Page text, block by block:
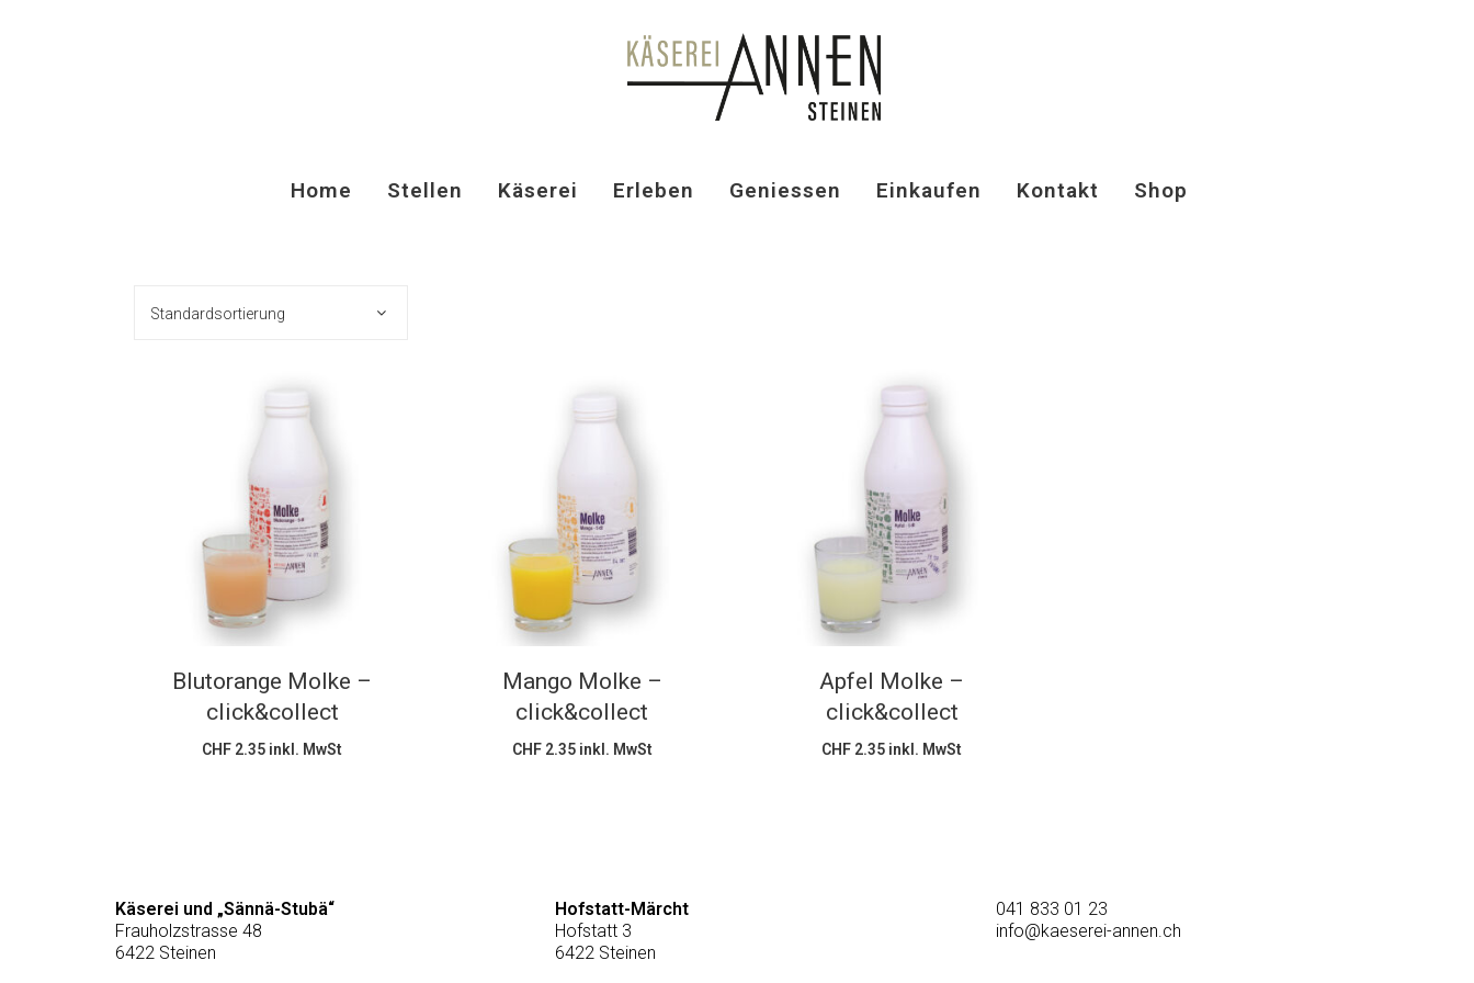
Home Stellen Käserei Erleben Geniessen Einkaufen Kontakt Shop
Standardsortierung
In den Warenkorb
Blutorange Molke –
click&collect
CHF 2.35 inkl. MwSt
In den Warenkorb
Mango Molke –
click&collect
CHF2.35 inkl. MwSt
In den Warenkorb
Apfel Molke –
click&collect
CHF 2.35 inkl. MwSt
Käserei und „Sännä-Stubä“
Frauholzstrasse 48
6422 Steinen
Hofstatt-Märcht
Hofstatt 3
6422 Steinen
041 833 01 23
info@kaeserei-annen.ch